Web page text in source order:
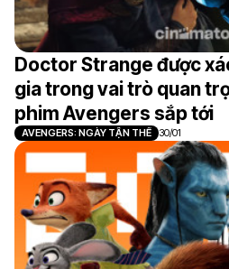
Doctor Strange được
gia trong vai trò quan
phim Avengers sắp tới
AVENGERS: NGÀY TẬN THẾ 30/01